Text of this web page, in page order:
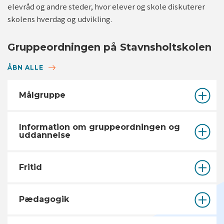
elevråd og andre steder, hvor elever og skole diskuterer
skolens hverdag og udvikling.
Gruppeordningen på Stavnsholtskolen
ÅBN ALLE
Målgruppe
Information om gruppeordningen og
uddannelse
Fritid
Pædagogik